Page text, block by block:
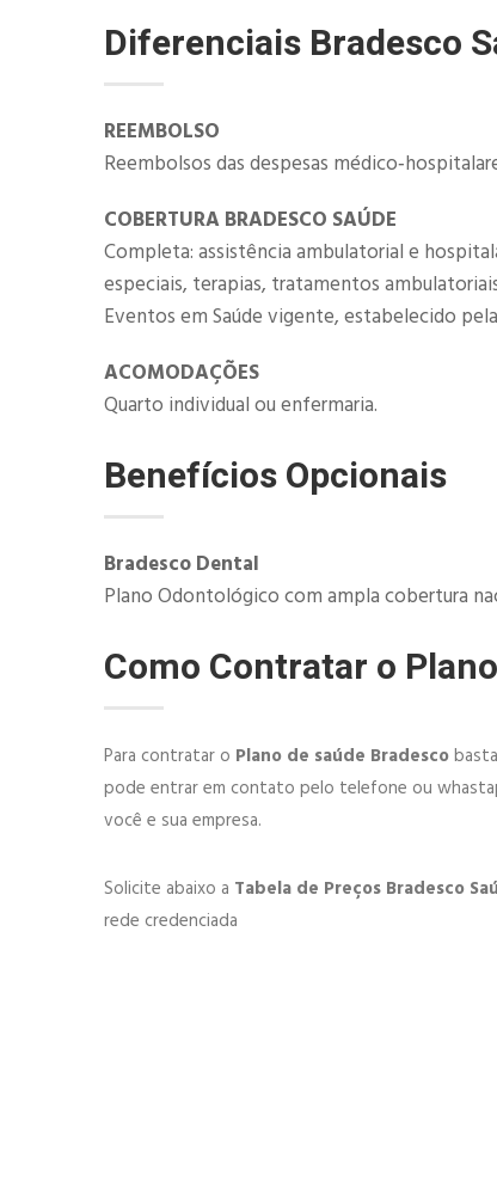
Diferenciais Bradesco
REEMBOLSO
Reembolsos das despesas
COBERTURA BRADESCO SAÚDE
Completa: assistência ambulatorial e
especiais, terapias, tratamentos
Eventos em Saúde vigente, estabelecido
ACOMODAÇÕES
Quarto individual ou enfermaria.
Benefícios Opcionais
​Bradesco Dental
Plano Odontológico com ampla cobertura
Como Contratar o
Para contratar o Plano de saúde Bradesco
pode entrar em contato pelo telefone ou
você e sua empresa.
Solicite abaixo a Tabela de Preços Bradesco
rede credenciada